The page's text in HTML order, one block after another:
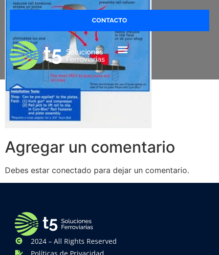
CONTACTO
Agregar un comentario
Debes estar conectado para dejar un comentario.
2024 – All Rights Reserved